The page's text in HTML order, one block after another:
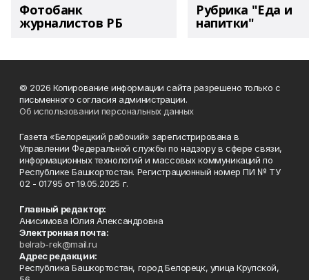
Фотобанк
журналистов РБ
Рубрика "Еда и
напитки"
© 2026 Копирование информации сайта разрешено только с
письменного согласия администрации.
Об использовании персональных данных
Газета «Белорецкий рабочий» зарегистрирована в
Управлении Федеральной службы по надзору в сфере связи,
информационных технологий и массовых коммуникаций по
Республике Башкортостан. Регистрационный номер ПИ № ТУ
02 - 01795 от 19.05.2025 г.
Главный редактор:
Анисимова Юлия Александровна
Электронная почта:
belrab-rek@mail.ru
Адрес редакции:
Республика Башкортостан, город Белорецк, улица Крупской,